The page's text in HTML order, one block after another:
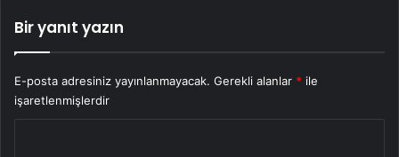
Bir yanıt yazın
E-posta adresiniz yayınlanmayacak. Gerekli alanlar * ile
işaretlenmişlerdir